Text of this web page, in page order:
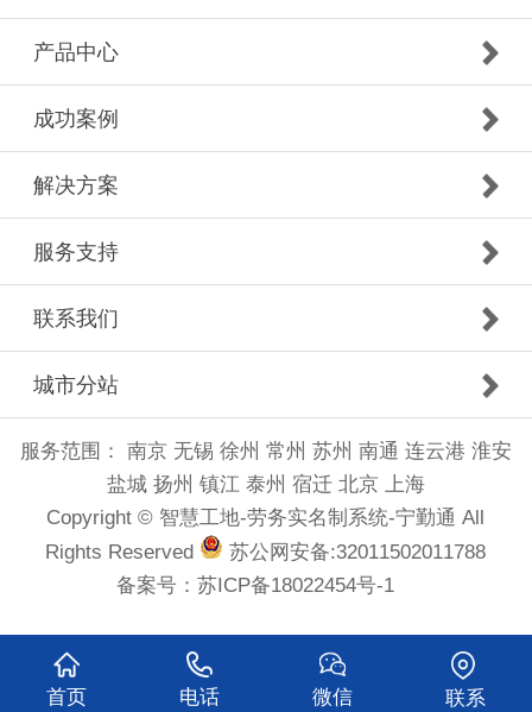
产品中心
成功案例
解决方案
服务支持
联系我们
城市分站
服务范围： 南京 无锡 徐州 常州 苏州 南通 连云港 淮安
盐城 扬州 镇江 泰州 宿迁 北京 上海
Copyright © 智慧工地-劳务实名制系统-宁勤通 All
Rights Reserved
苏公网安备:32011502011788
备案号：苏ICP备18022454号-1
首页 电话 微信 联系